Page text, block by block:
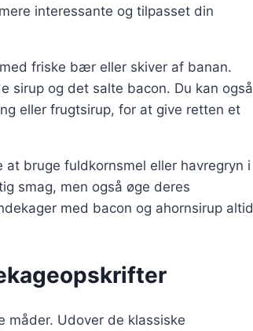
interessante og tilpasset din
friske bær eller skiver af banan.
sirup og det salte bacon. Du kan også
eller frugtsirup, for at give retten et
bruge fuldkornsmel eller havregryn i
smag, men også øge deres
med bacon og ahornsirup altid
måder. Udover de klassiske